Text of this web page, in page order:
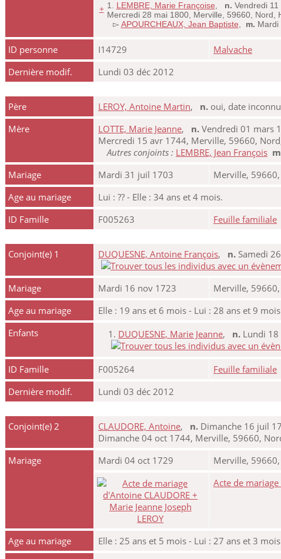
+ 1. LEMBRE, Marie Françoise, n. Vendredi
Mercredi 28 mai 1800, Merville, 59660, Nord,
▻APOURCHEAUX, Jean Baptiste, m. Mardi
ID personne I14729
Malvache
Dernière modif.
Lundi 03 déc 2012
Père LEROY, Antoine Martin, n. oui, date
Mère
LOTTE, Marie Jeanne, n. Vendredi 01 mars
Mercredi 15 avr 1744, Merville, 59660,
Autres conjoints : LEMBRE, Jean François
Mariage
Mardi 31 juil 1703
Merville,
Age au mariage
Lui : ?? - Elle : 34 ans et 4 mois.
ID Famille
F005263 Feuille familiale
Conjoint(e) 1 DUQUESNE, Antoine François, n. Samedi
Mariage
Mardi 16 nov 1723
Merville,
Age au mariage
Elle : 19 ans et 6 mois - Lui : 28 ans et 9
Enfants
1. DUQUESNE, Marie Jeanne, n. Lundi 18
ID Famille
F005264 Feuille familiale
Dernière modif.
Lundi 03 déc 2012
Conjoint(e) 2 CLAUDORE, Antoine, n. Dimanche 16 juil
Dimanche 04 oct 1744, Merville, 59660,
Mariage
Mardi 04 oct 1729
Merville,
Acte de mariage
Age au mariage
Elle : 25 ans et 5 mois - Lui : 27 ans et 3